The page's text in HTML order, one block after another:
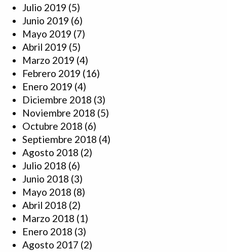
Julio 2019 (5)
Junio 2019 (6)
Mayo 2019 (7)
Abril 2019 (5)
Marzo 2019 (4)
Febrero 2019 (16)
Enero 2019 (4)
Diciembre 2018 (3)
Noviembre 2018 (5)
Octubre 2018 (6)
Septiembre 2018 (4)
Agosto 2018 (2)
Julio 2018 (6)
Junio 2018 (3)
Mayo 2018 (8)
Abril 2018 (2)
Marzo 2018 (1)
Enero 2018 (3)
Agosto 2017 (2)